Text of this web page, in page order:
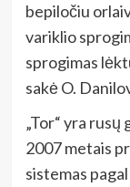
bepiločiu
variklio
sprogimas
sakė O.
„Tor“ yra
2007 metais
sistemas